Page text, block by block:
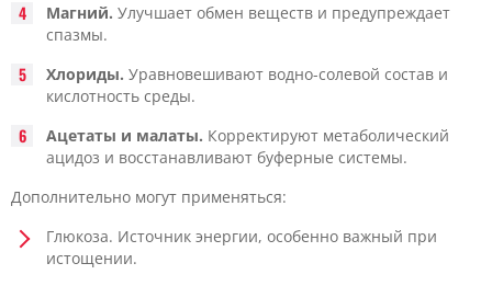
Магний. Улучшает обмен веществ и предупреждает
спазмы.
Хлориды. Уравновешивают водно-солевой состав и
кислотность среды.
Ацетаты и малаты. Корректируют метаболический
ацидоз и восстанавливают буферные системы.
Дополнительно могут применяться:
Глюкоза. Источник энергии, особенно важный при
истощении.